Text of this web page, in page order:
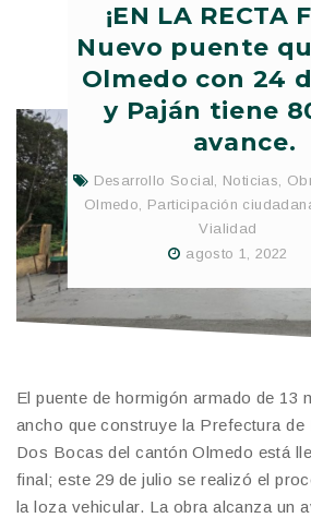
¡EN LA RECTA
Nuevo puente
Olmedo con 24
y Paján tiene
avance.
Desarrollo Social, Noticias,
Olmedo, Participación
Vialidad
agosto 1, 2022
El puente de hormigón armado de 13
ancho que construye la Prefectura de
Dos Bocas del cantón Olmedo está
final; este 29 de julio se realizó el
la loza vehicular. La obra alcanza un